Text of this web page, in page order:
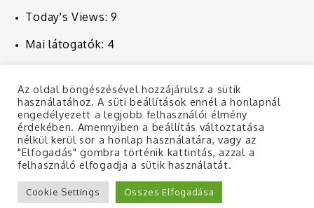
Today's Views: 9
Mai látogatók: 4
Last 30 Days Views:1 020
Last 365 Days Views:10 902
Copyright © 2019 | All Rights Reserved
Az oldal böngészésével hozzájárulsz a sütik
használatához. A süti beállítások ennél a honlapnál
engedélyezett a legjobb felhasználói élmény
érdekében. Amennyiben a beállítás változtatása
nélkül kerül sor a honlap használatára, vagy az
"Elfogadás" gombra történik kattintás, azzal a
felhasználó elfogadja a sütik használatát.
Cookie Settings Összes Elfogadása